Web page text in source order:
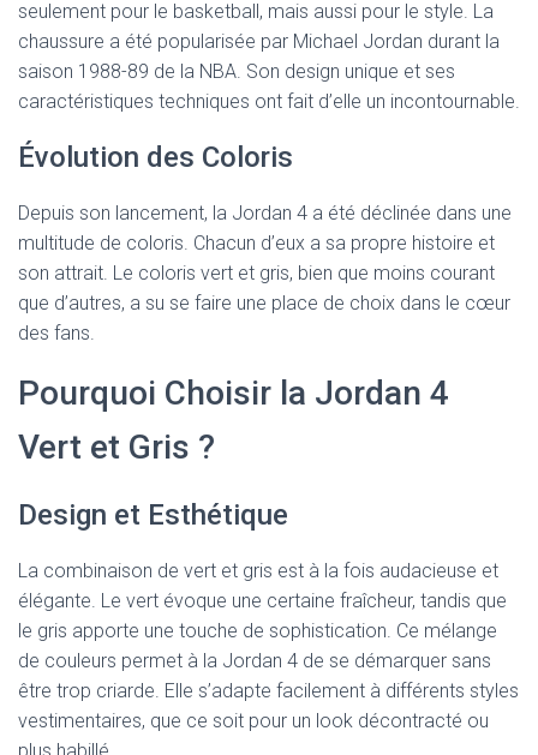
seulement pour le basketball, mais aussi pour le style. La
chaussure a été popularisée par Michael Jordan durant la
saison 1988-89 de la NBA. Son design unique et ses
caractéristiques techniques ont fait d’elle un incontournable.
Évolution des Coloris
Depuis son lancement, la Jordan 4 a été déclinée dans une
multitude de coloris. Chacun d’eux a sa propre histoire et
son attrait. Le coloris vert et gris, bien que moins courant
que d’autres, a su se faire une place de choix dans le cœur
des fans.
Pourquoi Choisir la Jordan 4
Vert et Gris ?
Design et Esthétique
La combinaison de vert et gris est à la fois audacieuse et
élégante. Le vert évoque une certaine fraîcheur, tandis que
le gris apporte une touche de sophistication. Ce mélange
de couleurs permet à la Jordan 4 de se démarquer sans
être trop criarde. Elle s’adapte facilement à différents styles
vestimentaires, que ce soit pour un look décontracté ou